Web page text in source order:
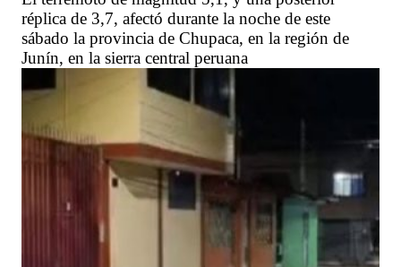
réplica de 3,7, afectó durante la noche de este
sábado la provincia de Chupaca, en la región de
Junín, en la sierra central peruana